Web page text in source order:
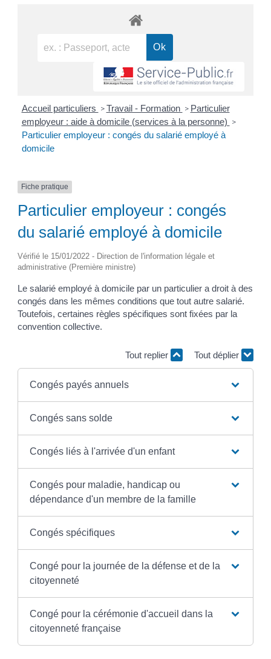
Accueil particuliers > Travail - Formation > Particulier
employeur : aide à domicile (services à la personne) >
Particulier employeur : congés du salarié employé à
domicile
Fiche pratique
Particulier employeur : congés
du salarié employé à domicile
Vérifié le 15/01/2022 - Direction de l'information légale et
administrative (Première ministre)
Le salarié employé à domicile par un particulier a droit à des
congés dans les mêmes conditions que tout autre salarié.
Toutefois, certaines règles spécifiques sont fixées par la
convention collective.
Tout replier Tout déplier
Congés payés annuels
Congés sans solde
Congés liés à l'arrivée d'un enfant
Congés pour maladie, handicap ou
dépendance d'un membre de la famille
Congés spécifiques
Congé pour la journée de la défense et de la
citoyenneté
Congé pour la cérémonie d'accueil dans la
citoyenneté française